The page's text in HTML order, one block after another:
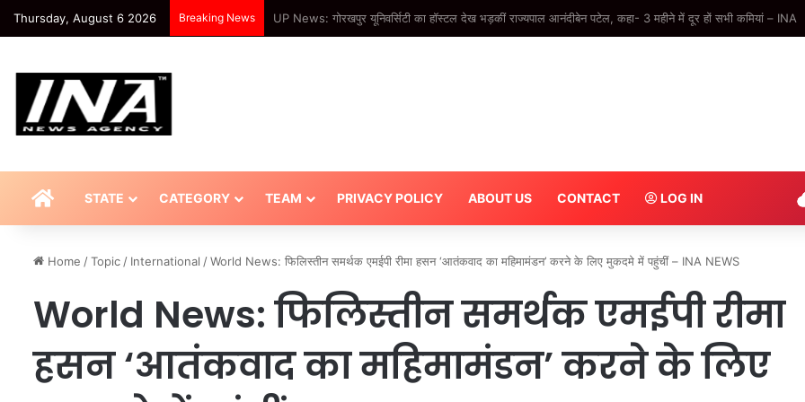
Thursday, August 6 2026 Breaking News UP News: कभी स्कूल नहीं गया, 10वीं में फर्स्ट डिवीजन हुआ पास… अतीक के बेटे आबान की पढ़ाई से जुड़ी कहानी – INA
HOMESTATE CATEGORY TEAM PRIVACY POLICY ABOUT US CONTACT LOG IN
Home /Topic / International /World News: फिलिस्तीन समर्थक एमईपी रीमा हसन ‘आतंकवाद का महिमामंडन’ करने के लिए मुकदमे में पहुंचीं – INA NEWS
World News: फिलिस्तीन समर्थक एमईपी रीमा
हसन ‘आतंकवाद का महिमामंडन’ करने के लिए